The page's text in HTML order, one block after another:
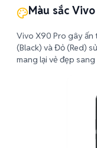
Màu sắc
Vivo X90 Pro gây ấn
(Black) và Đỏ (Red)
mang lại vẻ đẹp sang